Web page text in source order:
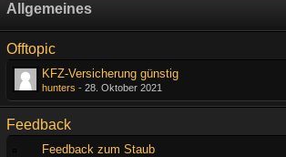
Allgemeines
Offtopic
KFZ-Versicherung günstig
hunters - 28. Oktober 2021
Feedback
Feedback zum Staub